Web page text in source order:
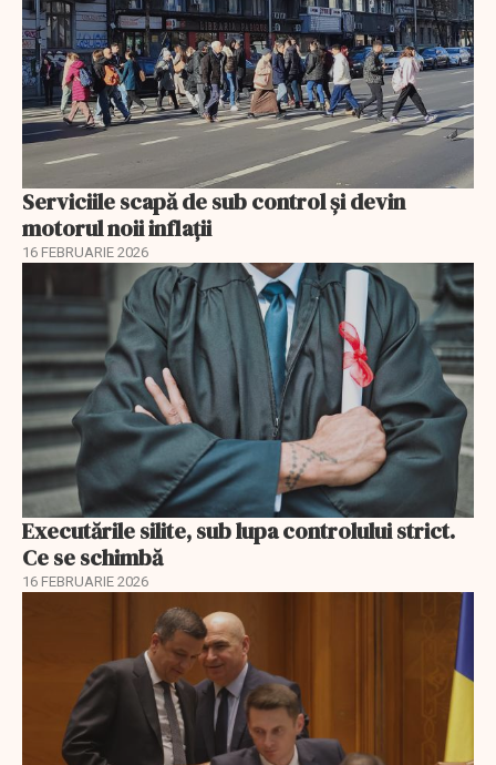
Serviciile scapă de sub control și devin
motorul noii inflații
16 FEBRUARIE 2026
Executările silite, sub lupa controlului strict.
Ce se schimbă
16 FEBRUARIE 2026